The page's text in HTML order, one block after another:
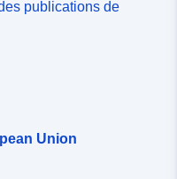
publications de
Union